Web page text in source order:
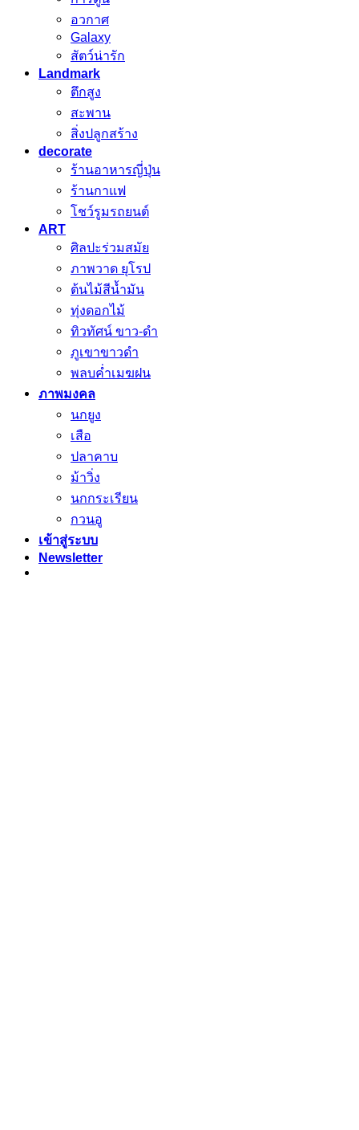
อวกาศ
Galaxy
สัตว์น่ารัก
Landmark
ตึกสูง
สะพาน
สิ่งปลูกสร้าง
decorate
ร้านอาหารญี่ปุ่น
ร้านกาแฟ
โชว์รูมรถยนต์
ART
ศิลปะร่วมสมัย
ภาพวาด ยุโรป
ต้นไม้สีน้ำมัน
ทุ่งดอกไม้
ทิวทัศน์ ขาว-ดำ
ภูเขาขาวดำ
พลบค่ำเมฆฝน
ภาพมงคล
นกยูง
เสือ
ปลาคาบ
ม้าวิ่ง
นกกระเรียน
กวนอู
เข้าสู่ระบบ
Newsletter